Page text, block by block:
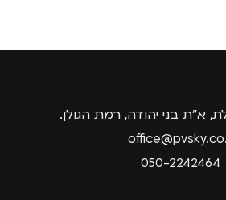
א"ת בני יהודה, רמת הגולן.
050-2242464